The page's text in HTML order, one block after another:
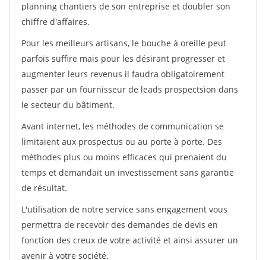
planning chantiers de son entreprise et doubler son
chiffre d'affaires.
Pour les meilleurs artisans, le bouche à oreille peut
parfois suffire mais pour les désirant progresser et
augmenter leurs revenus il faudra obligatoirement
passer par un fournisseur de leads prospectsion dans
le secteur du bâtiment.
Avant internet, les méthodes de communication se
limitaient aux prospectus ou au porte à porte. Des
méthodes plus ou moins efficaces qui prenaient du
temps et demandait un investissement sans garantie
de résultat.
L'utilisation de notre service sans engagement vous
permettra de recevoir des demandes de devis en
fonction des creux de votre activité et ainsi assurer un
avenir à votre société.